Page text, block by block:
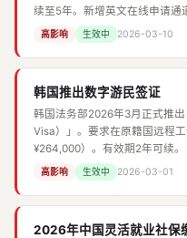
续至5年。新增英文在线申请通
高影响 生效中 2026-03-10
韩国推出数字游民签证
韩国法务部2026年3月正式推
Visa）」。要求在原籍国远程
¥264,000）。有效期2年可续。
高影响 生效中 2026-03-01
2026年中国灵活就业社保